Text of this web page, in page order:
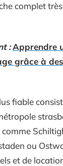
complet
:Apprendre
grâce à
fiable
ou
et de